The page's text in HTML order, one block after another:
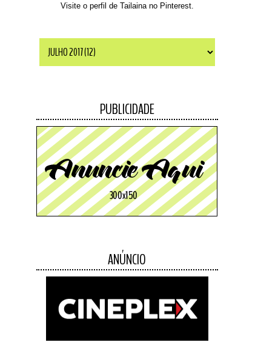
Visite o perfil de Tailaina no Pinterest.
PUBLICIDADE
ANÚNCIO